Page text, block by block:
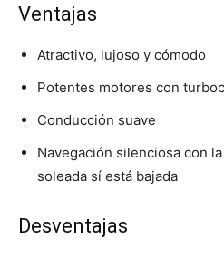
Ventajas
Atractivo, lujoso y cómodo
Potentes motores con
Conducción suave
Navegación silenciosa con
soleada sí está bajada
Desventajas